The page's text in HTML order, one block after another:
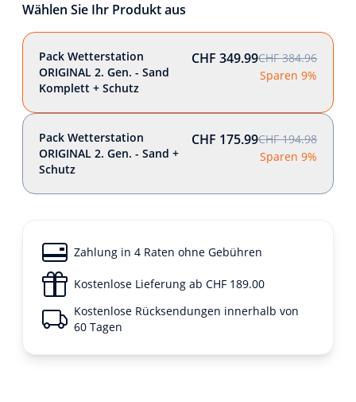
Wählen Sie Ihr Produkt aus
Pack Wetterstation
ORIGINAL 2. Gen. - Sand
Komplett + Schutz
CHF 349.99CHF 384.96
Sparen 9%
Pack Wetterstation
ORIGINAL 2. Gen. - Sand +
Schutz
CHF 175.99CHF 194.98
Sparen 9%
Zahlung in 4 Raten ohne Gebühren
Kostenlose Lieferung ab CHF 189.00
Kostenlose Rücksendungen innerhalb von
60 Tagen